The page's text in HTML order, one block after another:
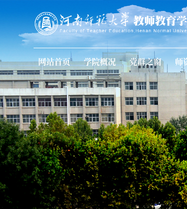
网站首页 学院概况 党群之窗 师